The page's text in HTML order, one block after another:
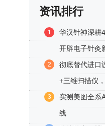
资讯排行
1
华汉针神深耕
开辟电子针灸
2
彻底替代进口
+三维扫描仪
3
实测美图全系
线